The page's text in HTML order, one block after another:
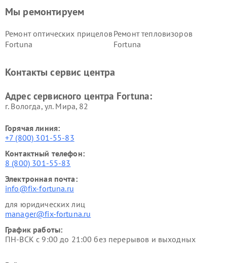
Мы ремонтируем
Ремонт оптических прицелов
Fortuna
Ремонт тепловизоров
Fortuna
Контакты сервис центра
Адрес сервисного центра Fortuna:
г. Вологда, ул. Мира, 82
Горячая линия:
+7 (800) 301-55-83
Контактный телефон:
8 (800) 301-55-83
Электронная почта:
info@fix-fortuna.ru
для юридических лиц
manager@fix-fortuna.ru
График работы:
ПН-ВСК с 9:00 до 21:00 без перерывов и выходных